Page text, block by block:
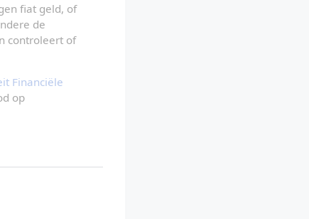
fiat geld, of
de
controleert of
Financiële
op